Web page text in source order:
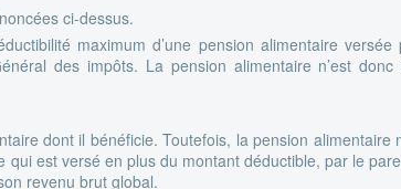
ci-dessus.
maximum d’une pension alimentaire
des impôts. La pension alimentaire n’est donc
dont il bénéficie. Toutefois, la pension alimentaire
qui est versé en plus du montant déductible, par le
revenu brut global.